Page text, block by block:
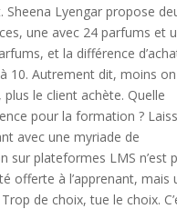
Sheena Lyengar propose
une avec 24 parfums et
et la différence
10. Autrement dit, moins on
le client achète. Quelle
pour la formation ?
avec une myriade de
sur plateformes LMS n’est
offerte à l’apprenant, mais
de choix, tue le choix.